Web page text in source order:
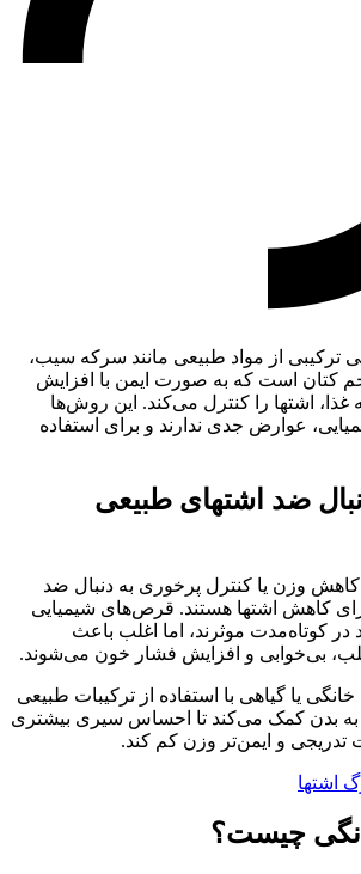
ترکیبی از مواد طبیعی مانند سرکه سیب،
کتان است که به صورت ایمن با افزایش
اشتها را کنترل می‌کند. این روش‌ها
عوارض جدی ندارند و برای استفاده
ضد اشتهای طبیعی
کاهش وزن یا کنترل پرخوری به دنبال ضد
کاهش اشتها هستند. قرص‌های شیمیایی
در کوتاه‌مدت موثرند، اما اغلب باعث
بی‌خوابی و افزایش فشار خون می‌شوند.
یا گیاهی با استفاده از ترکیبات طبیعی
به بدن کمک می‌کند تا احساس سیری بیشتری
تدریجی و ایمن‌تر وزن کم کند.
اشتها
چیست؟